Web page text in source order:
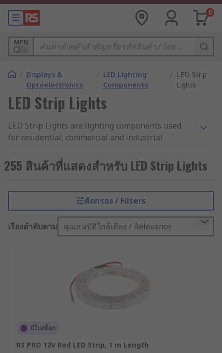
0
MPN
/ Displays &
Optoelectronics
/ LED Lighting
Components
/ LED Strip
Lights
LED Strip Lights
LED Strip Lights are lighting components used
for residential, commercial and industrial
mounted onto a strip, which can be either a
flexible strip (LED tape) or a rigid strip (LED
saves you from having to mount individual lights
across a large area.
What colours are LED strip lights?
LED strips are very popular for lighting as you
can get different colour temperatures, for
example, cool white and warm white. Cool white
LEDs are more popular in industry, while warm
white are ideal for at home. Coloured LED strips
are also available, including colour-chasing strips
which can be programmed to create custom
lighting. RGB and RGBW LED strip lights are ideal
255 สินค้าที่แสดงสำหรับ LED Strip Lights
คัดกรอง / Filters
เรียงลำดับตาม คุณสมบัติใกล้เคียง / Relevance
มีในสต็อก
RS PRO 12V Red LED Strip, 1 m Length